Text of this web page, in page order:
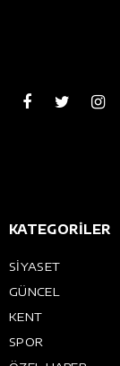
KATEGORİLER
SİYASET
GÜNCEL
KENT
SPOR